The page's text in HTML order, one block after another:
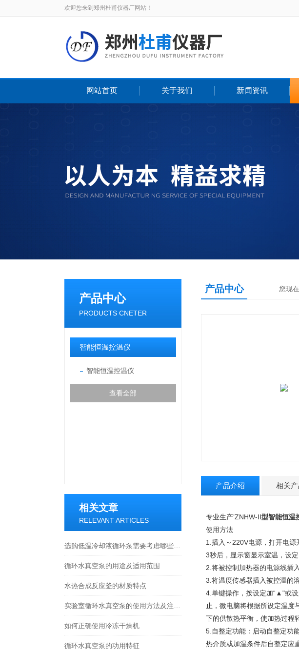
欢迎您来到郑州杜甫仪器厂网站！
网站首页 关于我们 新闻资讯
产品中心
PRODUCTS CNETER
智能恒温控温仪
智能恒温控温仪
查看全部
相关文章
RELEVANT ARTICLES
循环水真空泵的用途及适用范围
水热合成反应釜的材质特点
如何正确使用冷冻干燥机
循环水真空泵的功用特征
产品中心 您现
产品介绍 相关
专业生产’ZNHW-II型智能恒温
使用方法
1.插入～220V电源，打开电源
3秒后，显示窗显示室温，设
2.将被控制加热器的电源线插入
3.将温度传感器插入被控温的
4.单键操作，按设定加“▲"或
止，微电脑将根据所设定温
下的供散热平衡，使加热过程
5.自整定功能：启动自整定功
热介质或加温条件后自整定应